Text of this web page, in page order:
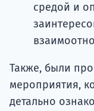
средой и
Также, были
мероприятия,
детально